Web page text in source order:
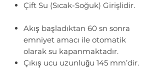
Çift Su (Sıcak-Soğuk) Girişlidir.
Akış başladıktan 60 sn sonra
emniyet amacı ile otomatik
olarak su kapanmaktadır.
Çıkış ucu uzunluğu 145 mm’dir.